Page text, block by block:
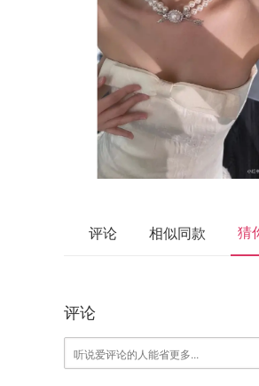
评论 相似同款 猜
评论